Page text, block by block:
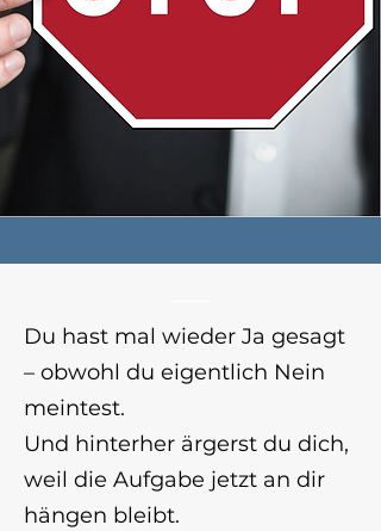
Du hast mal wieder Ja gesagt
– obwohl du eigentlich Nein
meintest.
Und hinterher ärgerst du dich,
weil die Aufgabe jetzt an dir
hängen bleibt.